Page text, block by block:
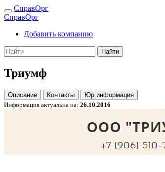
СправОрг
СправОрг
Добавить компанию
Найти
Триумф
Описание Контакты
Юр.информация
Информация актуальна на: 26.10.2016